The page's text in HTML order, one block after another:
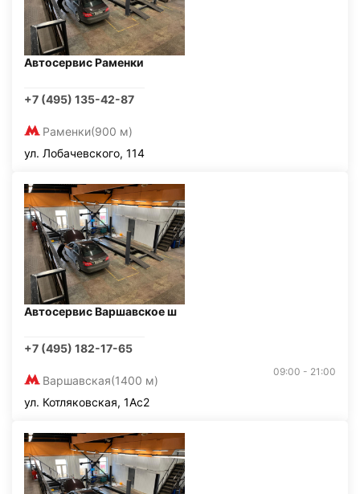
Автосервис Раменки
+7 (495) 135-42-87
Раменки(900 м)
ул. Лобачевского, 114
Автосервис Варшавское ш
+7 (495) 182-17-65
Варшавская(1400 м)
09:00 - 21:00
ул. Котляковская, 1Ас2